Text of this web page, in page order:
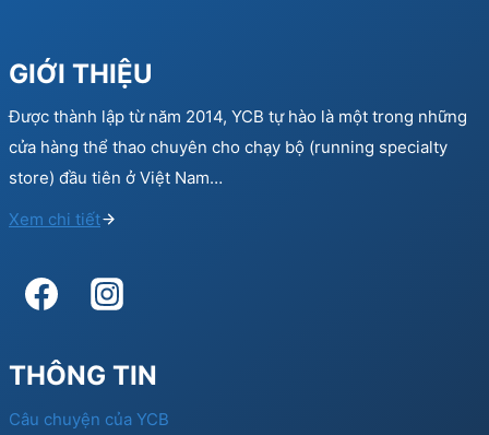
GIỚI THIỆU
Được thành lập từ năm 2014, YCB tự hào là một trong những
cửa hàng thể thao chuyên cho chạy bộ (running specialty
store) đầu tiên ở Việt Nam…
Xem chi tiết
THÔNG TIN
Câu chuyện của YCB